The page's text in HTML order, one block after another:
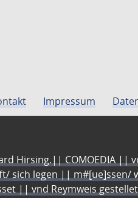
Impressum
Hirsing.|| COMOEDIA ||
sich legen || m#[ue]ssen/
|| vnd Reymweis